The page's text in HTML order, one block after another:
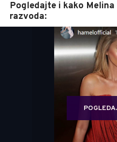
Pogledajte i kako
razvoda: